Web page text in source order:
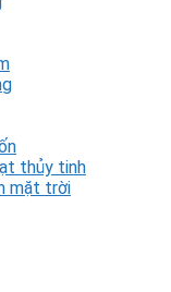
thủy tinh
mặt trời